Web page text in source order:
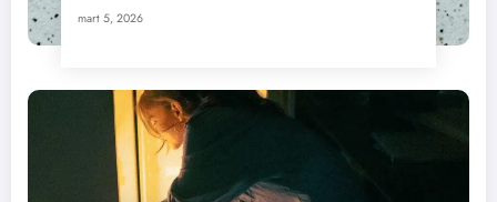
mart 5, 2026